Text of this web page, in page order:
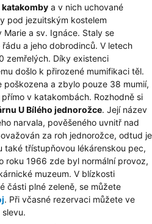
katakomby a v nich uchované
pod jezuitským kostelem
a sv. Ignáce. Staly se
a jeho dobrodinců. V letech
zemřelých. Díky existenci
došlo k přirozené mumifikaci těl.
poškozena a zbylo pouze 38 mumií,
v katakombách. Rozhodně si
U Bílého jednorožce. Její název
narvala, pověšeného uvnitř nad
za roh jednorožce, odtud je
třístupňovou lékárenskou pec,
roku 1966 zde byl normální provoz,
muzeum. V blízkosti
části plné zeleně, se můžete
. Při včasné rezervaci můžete ve